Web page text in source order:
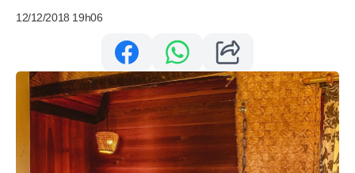
12/12/2018 19h06